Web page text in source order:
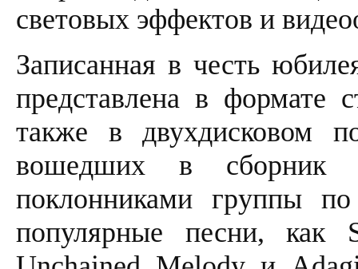
световых эффектов и
Записанная в честь
представлена в формате
также в двухдисковом
вошедших в сборник
поклонниками группы
популярные песни, как